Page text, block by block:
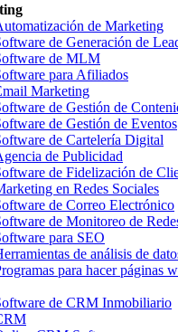
de Marketing
de Generación de
de MLM
para Afiliados
Marketing
de Gestión de
de Gestión de Eventos
de Cartelería Digital
de Publicidad
de Fidelización de
en Redes Sociales
de Correo Electrónico
de Monitoreo de
para SEO
de análisis de
para hacer páginas
de CRM Inmobiliario